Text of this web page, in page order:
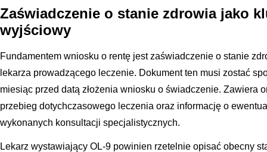
Zaświadczenie o stanie zdrowia jako
wyjściowy
Fundamentem wniosku o rentę jest zaświadczenie o stanie
lekarza prowadzącego leczenie. Dokument ten musi zostać
miesiąc przed datą złożenia wniosku o świadczenie. Zawiera
przebieg dotychczasowego leczenia oraz informację o
wykonanych konsultacji specjalistycznych.
Lekarz wystawiający OL-9 powinien rzetelnie opisać obecny